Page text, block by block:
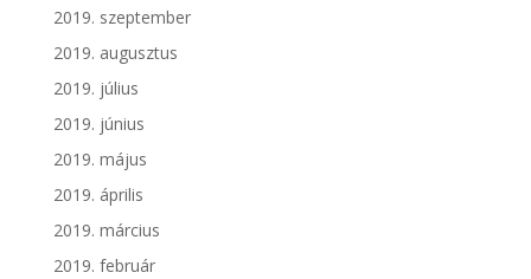
2019. szeptember
2019. augusztus
2019. július
2019. június
2019. május
2019. április
2019. március
2019. február